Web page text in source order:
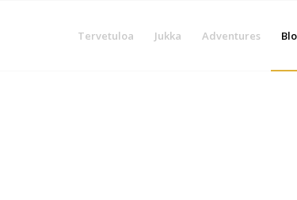
Tervetuloa Jukka Adventures